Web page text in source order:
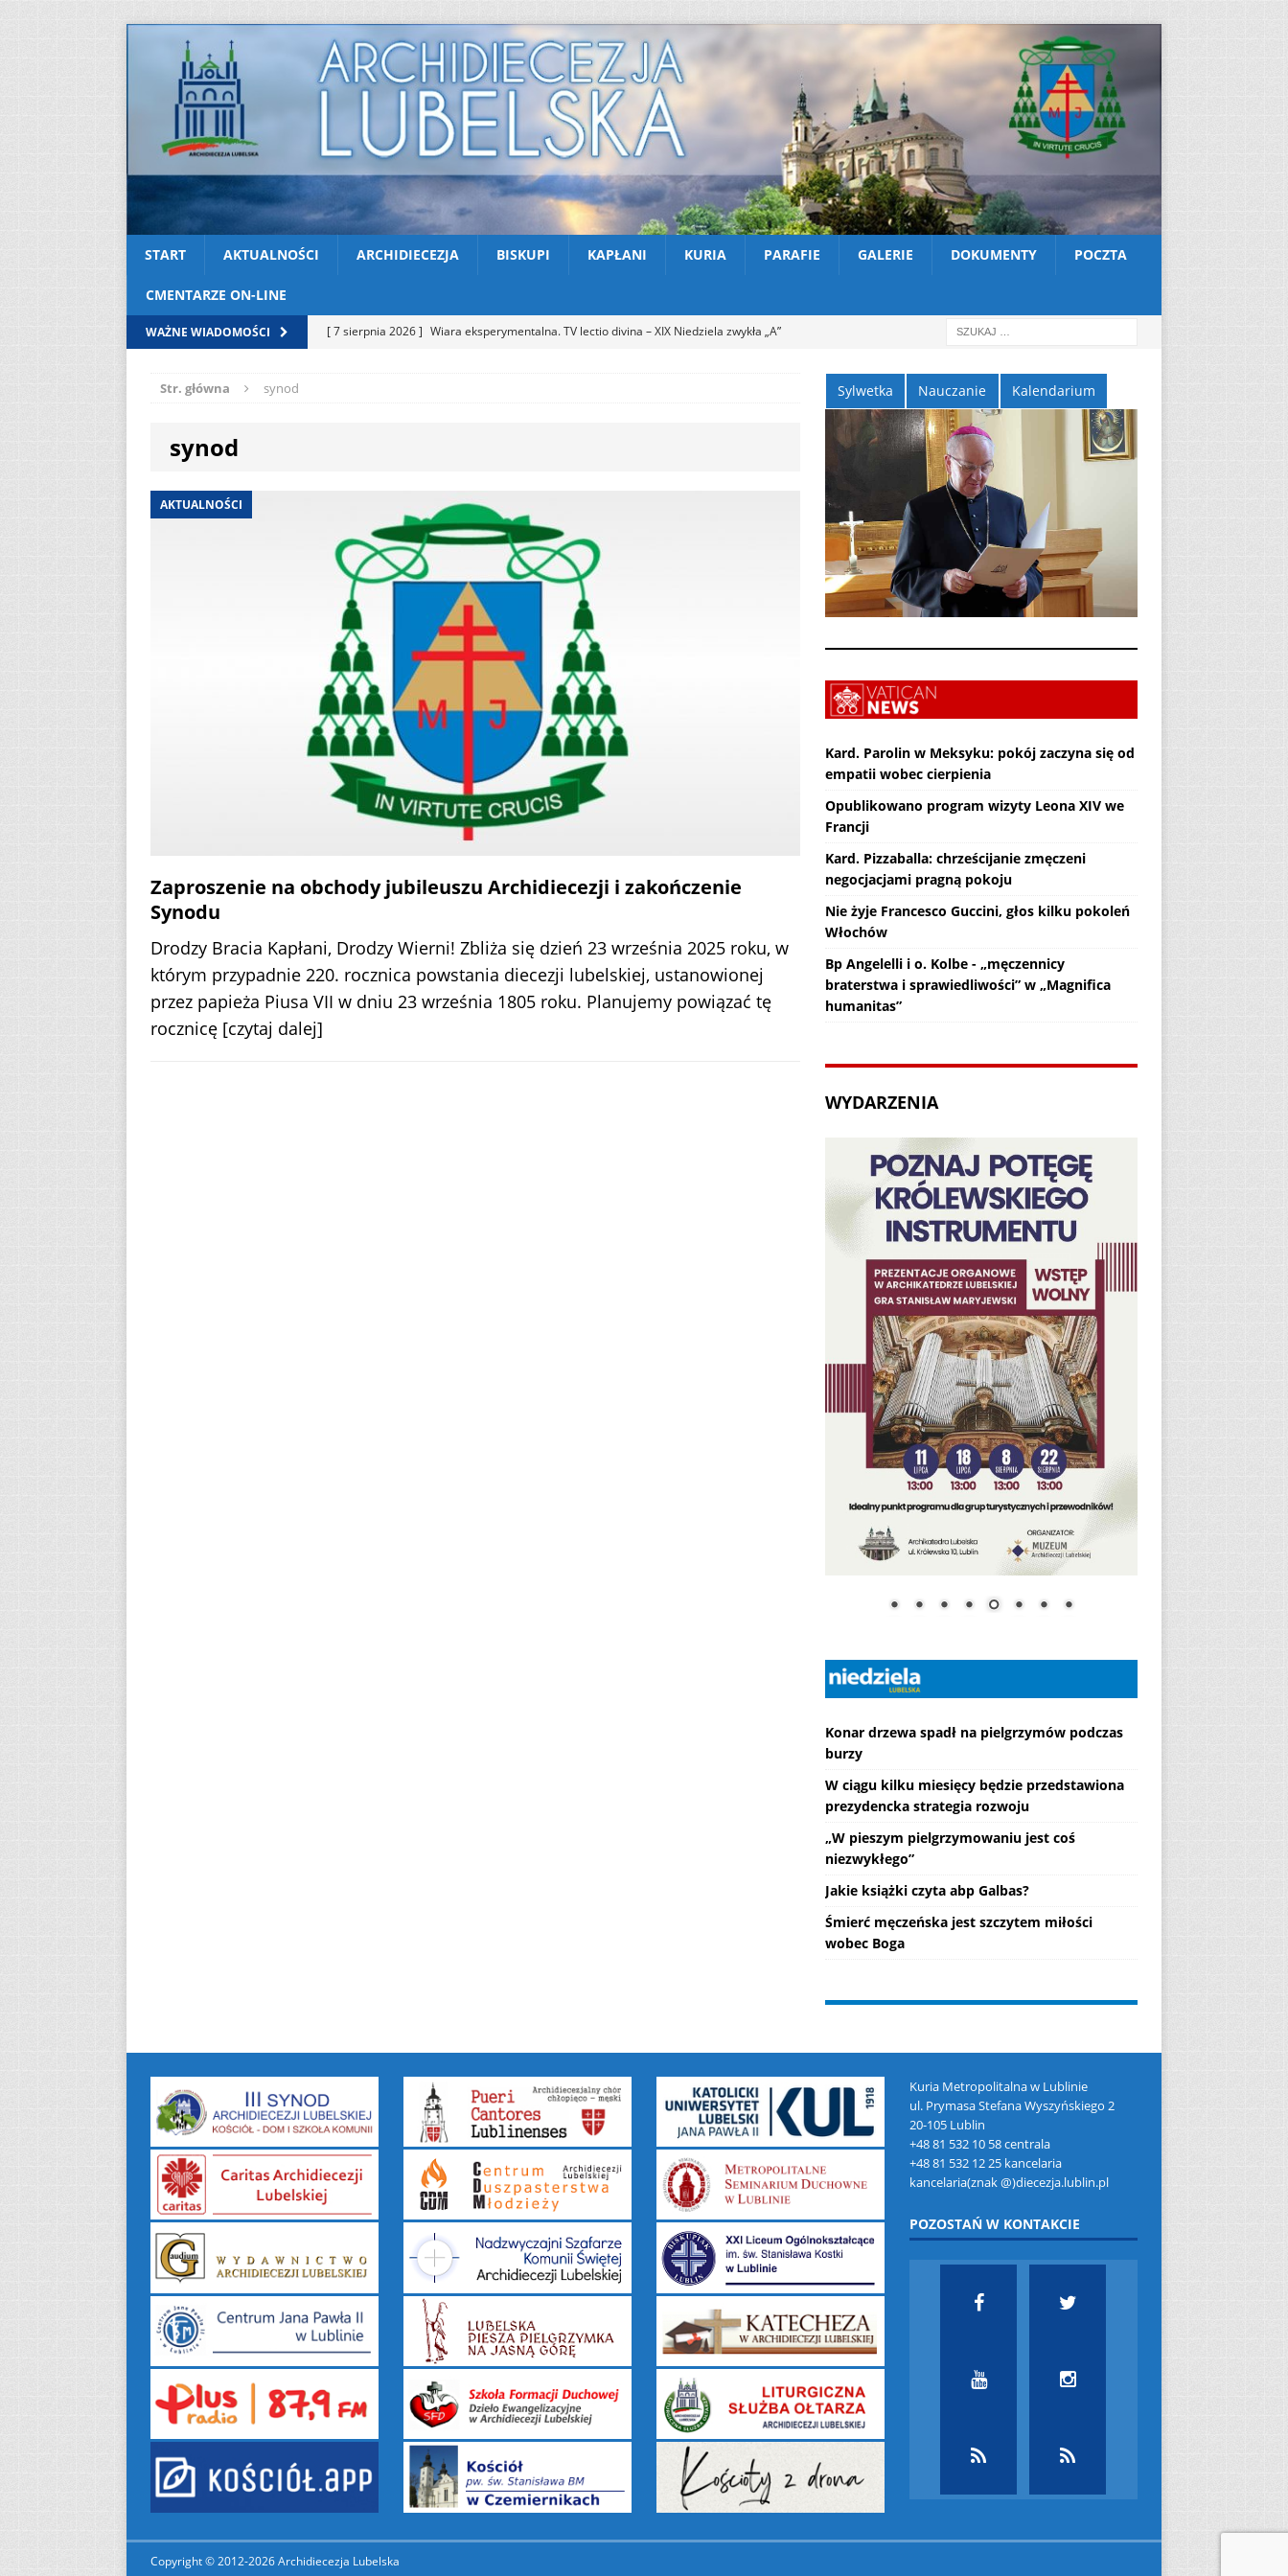
START AKTUALNOŚCI ARCHIDIECEZJA BISKUPI KAPŁANI KURIA PARAFIE GALERIE DOKUMENTY POCZTA
CMENTARZE ON-LINE
WAŻNE WIADOMOŚCI [ 7 sierpnia 2026 ] Wiara eksperymentalna. TV lectio divina – XIX Niedziela zwykła „A”
Z Lublina wyruszyła 48. Piesza Pielgrzymka na Jasną Górę
AKTUALNOŚCI
[ 2 sierpnia 2026 ]
Nekrologi: śp. Jerzy Gasperski
Str. główna synod
synod
AKTUALNOŚCI
Zaproszenie na obchody jubileuszu Archidiecezji i zakończenie
Synodu
Drodzy Bracia Kapłani, Drodzy Wierni! Zbliża się dzień 23 września 2025 roku, w
którym przypadnie 220. rocznica powstania diecezji lubelskiej, ustanowionej
przez papieża Piusa VII w dniu 23 września 1805 roku. Planujemy powiązać tę
rocznicę [czytaj dalej]
Sylwetka Nauczanie Kalendarium
Kard. Parolin w Meksyku: pokój zaczyna się od
empatii wobec cierpienia
Opublikowano program wizyty Leona XIV we
Francji
Kard. Pizzaballa: chrześcijanie zmęczeni
negocjacjami pragną pokoju
Nie żyje Francesco Guccini, głos kilku pokoleń
Włochów
Bp Angelelli i o. Kolbe - „męczennicy
braterstwa i sprawiedliwości” w „Magnifica
humanitas”
WYDARZENIA
Konar drzewa spadł na pielgrzymów podczas
burzy
W ciągu kilku miesięcy będzie przedstawiona
prezydencka strategia rozwoju
„W pieszym pielgrzymowaniu jest coś
niezwykłego”
Jakie książki czyta abp Galbas?
Śmierć męczeńska jest szczytem miłości
wobec Boga
Kuria Metropolitalna w Lublinie
ul. Prymasa Stefana Wyszyńskiego 2
20-105 Lublin
+48 81 532 10 58 centrala
+48 81 532 12 25 kancelaria
kancelaria(znak @)diecezja.lublin.pl
POZOSTAŃ W KONTAKCIE
Copyright © 2012-2026 Archidiecezja Lubelska